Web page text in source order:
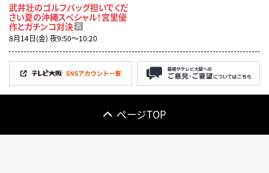
武井壮のゴルフバッグ担いでくだ
さい夏の沖縄スペシャル！宮里優
作とガチンコ対決 再
8月14日(金) 夜9:50〜10:20
ページTOP